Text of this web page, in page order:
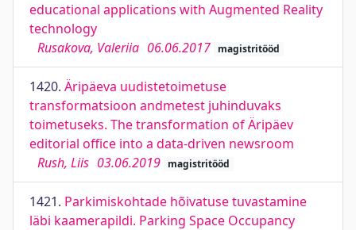
educational applications with Augmented Reality
technology
Rusakova, Valeriia 06.06.2017 magistritööd
1420. Äripäeva uudistetoimetuse
transformatsioon andmetest juhinduvaks
toimetuseks. The transformation of Äripäev
editorial office into a data-driven newsroom
Rush, Liis 03.06.2019 magistritööd
1421. Parkimiskohtade hõivatuse tuvastamine
läbi kaamerapildi. Parking Space Occupancy